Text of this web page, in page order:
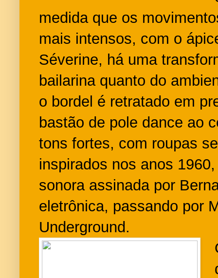
medida que os
mais intensos, com o
Séverine, há uma
bailarina quanto do
o bordel é retratado em
bastão de pole dance ao
tons fortes, com roupas
inspirados nos anos
sonora assinada por
eletrônica, passando por
Underground.